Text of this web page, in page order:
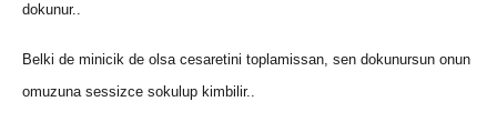
dokunur..
Belki de minicik de olsa cesaretini toplamissan, sen dokunursun onun
omuzuna sessizce sokulup kimbilir..